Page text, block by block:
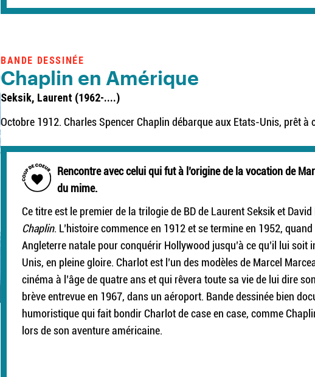
BANDE DESSINÉE
Chaplin en Amérique
Seksik, Laurent (1962-....)
Octobre 1912. Charles Spencer Chaplin débarque aux Etats-Unis, prêt à
Rencontre avec celui qui fut à l’origine de la vocation de
du mime.
Ce titre est le premier de la trilogie de BD de Laurent Seksik et
Chaplin. L’histoire commence en 1912 et se termine en 1952,
Angleterre natale pour conquérir Hollywood jusqu’à ce qu’il lui soit
Unis, en pleine gloire. Charlot est l’un des modèles de Marcel
cinéma à l’âge de quatre ans et qui rêvera toute sa vie de lui dire
brève entrevue en 1967, dans un aéroport. Bande dessinée bien
humoristique qui fait bondir Charlot de case en case, comme
lors de son aventure américaine.